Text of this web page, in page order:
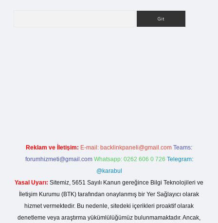
Reklam ve İletişim: E-mail: backlinkpaneli@gmail.com Teams:
forumhizmeti@gmail.com Whatsapp: 0262 606 0 726 Telegram:
@karabul
Yasal Uyarı: Sitemiz, 5651 Sayılı Kanun gereğince Bilgi Teknolojileri ve
İletişim Kurumu (BTK) tarafından onaylanmış bir Yer Sağlayıcı olarak
hizmet vermektedir. Bu nedenle, sitedeki içerikleri proaktif olarak
denetleme veya araştırma yükümlülüğümüz bulunmamaktadır. Ancak,